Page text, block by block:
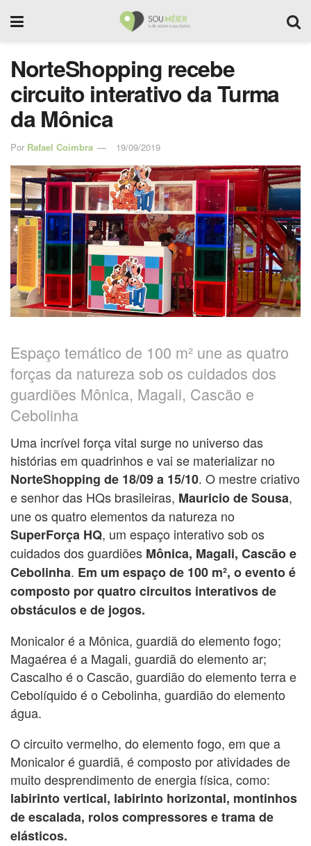
NorteShopping recebe
circuito interativo da Turma
da Mônica
Por Rafael Coimbra 19/09/2019
Espaço temático de 100 m² une as quatro
forças da natureza sob os cuidados dos
guardiões Mônica, Magali, Cascão e
Cebolinha
Uma incrível força vital surge no universo das
histórias em quadrinhos e vai se materializar no
NorteShopping de 18/09 a 15/10. O mestre criativo
e senhor das HQs brasileiras, Mauricio de Sousa,
une os quatro elementos da natureza no
SuperForça HQ, um espaço interativo sob os
cuidados dos guardiões Mônica, Magali, Cascão e
Cebolinha. Em um espaço de 100 m², o evento é
composto por quatro circuitos interativos de
obstáculos e de jogos.
Monicalor é a Mônica, guardiã do elemento fogo;
Magaérea é a Magali, guardiã do elemento ar;
Cascalho é o Cascão, guardião do elemento terra e
Cebolíquido é o Cebolinha, guardião do elemento
água.
O circuito vermelho, do elemento fogo, em que a
Monicalor é guardiã, é composto por atividades de
muito desprendimento de energia física, como:
labirinto vertical, labirinto horizontal, montinhos
de escalada, rolos compressores e trama de
elásticos.